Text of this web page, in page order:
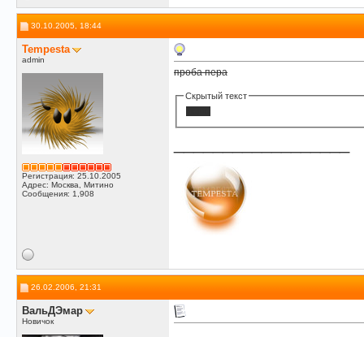
30.10.2005, 18:44
Tempesta
admin
Регистрация: 25.10.2005
Адрес: Москва, Митино
Сообщения: 1,908
проба пера
Скрытый текст
26.02.2006, 21:31
ВальДЭмар
Новичок